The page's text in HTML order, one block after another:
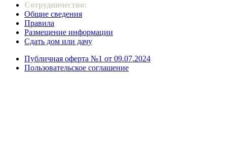
Сотрудничество:
Общие сведения
Правила
Размещение информации
Сдать дом или дачу
Публичная оферта №1 от 09.07.2024
Пользовательское соглашение